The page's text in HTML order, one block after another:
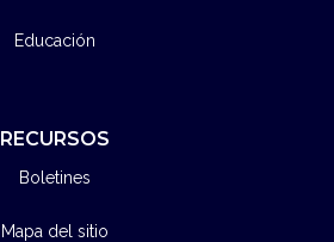
Educación
RECURSOS
Boletines
Mapa del sitio